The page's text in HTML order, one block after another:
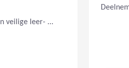
veilige leer- ...